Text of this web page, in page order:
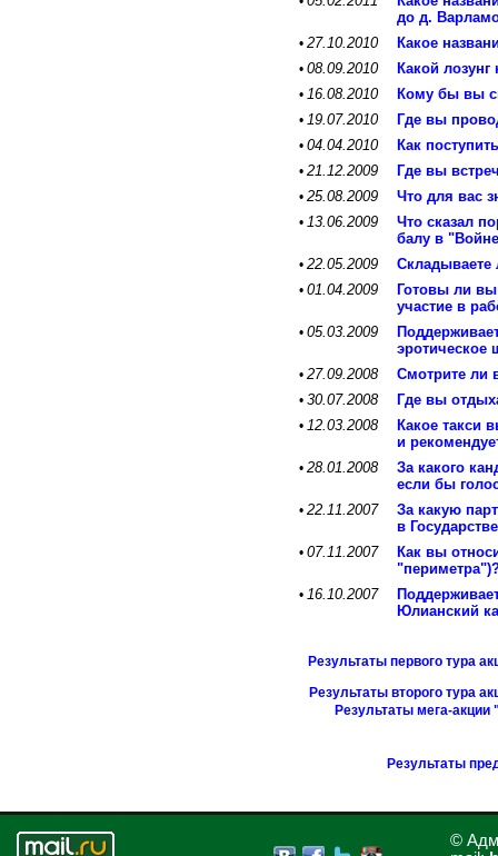
до д.
• 27.10.2010 Какое
• 08.09.2010 Какой
• 16.08.2010 Кому бы вы
• 19.07.2010 Где вы
• 04.04.2010 Как
• 21.12.2009 Где вы
• 25.08.2009 Что для вас
• 13.06.2009
Что сказал
балу в
• 22.05.2009 Складываете
• 01.04.2009
Готовы ли
участие в
• 05.03.2009
эротическое
• 27.09.2008 Смотрите ли
• 30.07.2008 Где вы
• 12.03.2008
Какое такси
и
• 28.01.2008
За какого
если бы
• 22.11.2007
За какую
в
• 07.11.2007
Как вы
• 16.10.2007
Юлианский
Результаты первого тура
Результаты второго тура
Результаты мега-акции
Результаты
©